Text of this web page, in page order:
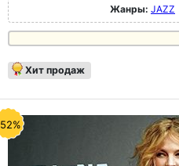
Жанры: JAZZ
Хит продаж